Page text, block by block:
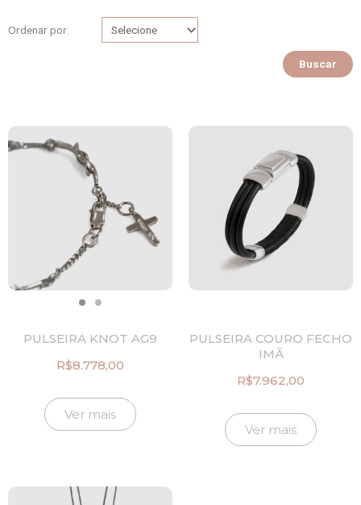
Ordenar por:
Buscar
PULSEIRA KNOT AG9
R$8.778,00
Ver mais
PULSEIRA COURO FECHO
IMÃ
R$7.962,00
Ver mais